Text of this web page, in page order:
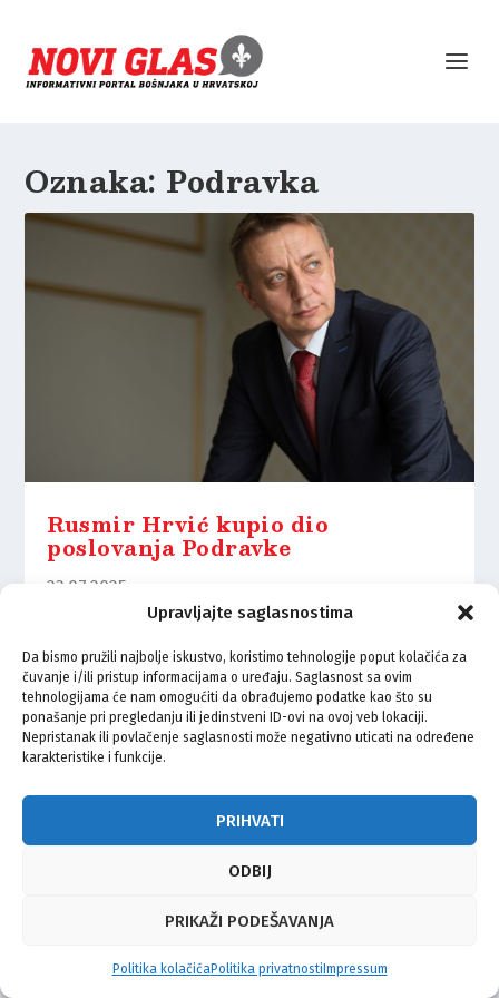
Upravljajte saglasnostima
Da bismo pružili najbolje iskustvo, koristimo tehnologije poput kolačića za
čuvanje i/ili pristup informacijama o uređaju. Saglasnost sa ovim
tehnologijama će nam omogućiti da obrađujemo podatke kao što su
ponašanje pri pregledanju ili jedinstveni ID-ovi na ovoj veb lokaciji.
Nepristanak ili povlačenje saglasnosti može negativno uticati na određene
karakteristike i funkcije.
PRIHVATI
ODBIJ
PRIKAŽI PODEŠAVANJA
Politika kolačićaPolitika privatnosti Impressum
Oznaka: Podravka
Rusmir Hrvić kupio dio
poslovanja Podravke
23.07.2025.
© Vijeće bošnjačke nacionalne manjine Grada Zagreba 2026
Impressum
Kontakt